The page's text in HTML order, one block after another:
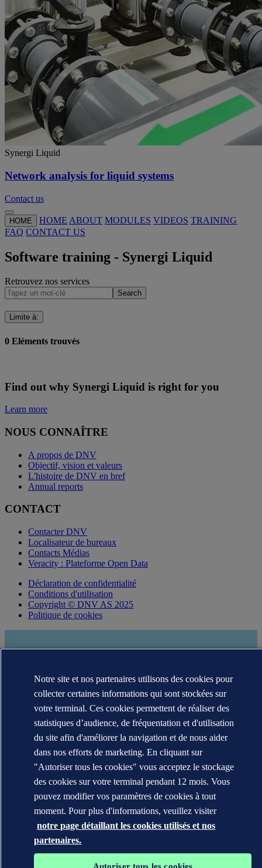
Synergi Liquid
Network analysis for liquid systems
Contact us
HOME HOME ABOUT MODULES VIDEOS TRAINING
FAQ CONTACT US
Software training - Synergi Liquid
Retrouvez nos services
Search
Limite à:
0 Eléments trouvés
Find out why Synergi Liquid is right for you
Learn more
NOUS CONNAÎTRE
A propos de DNV
Objectif, vision et valeurs
L'histoire de DNV en bref
Annual reports
CONTACT
Contacter DNV
Localisateur de bureaux
Contacts Médias
Veracity : Plateforme Open Data
Déclaration de confidentialité
Conditions d'utilisation
Copyright © DNV AS 2025
Politique de cookies
Les marques DNV GL®, DNV®, Horizon Graphic et Det Norske
Veritas® sont la propriété des sociétés du groupe Det Norske
Veritas. Tous droits réservés.
WHEN TRUST MATTERS
Notre site et nos partenaires utilisons des cookies pour
collecter certaines informations qui sont stockées sur
votre terminal. Ces cookies permettent de réaliser des
statistiques d’audience, de fréquentation et d'utilisation
du site afin d'améliorer la navigation et de nous aider
dans nos efforts de marketing. En cliquant sur
"Autoriser tous les cookies" vous acceptez le stockage
des cookies sur votre terminal pendant 12 mois. Vous
pouvez modifier vos paramètres de cookies à tout
moment. Pour plus d'informations, veuillez visiter
notre page détaillant les cookies utilisés et nos
partenaires.